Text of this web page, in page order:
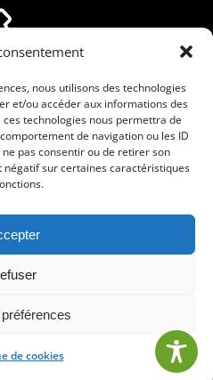
nous utilisons des technologies
et/ou accéder aux informations des
technologies nous permettra de
de navigation ou les ID
pas consentir ou de retirer son
sur certaines caractéristiques
de cookies
88 01 05
Cailar. Service proposé
•Politique de cookies